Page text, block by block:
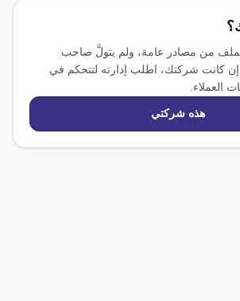
من مصادر عامة، ولم يتولَّ صاحب
إن كانت شركتك، اطلب إدارته لتتحكم في
العملاء.
هذه شركتي